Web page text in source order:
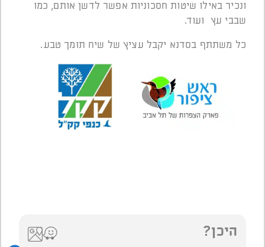
ונכיר באילו שיטות חסכוניות אפשר לדשן אותם, כמו
שבבי עץ ועוד.
כל משתתף בסדנא יקבל עציץ של שיח תומך טבע.
היכן?